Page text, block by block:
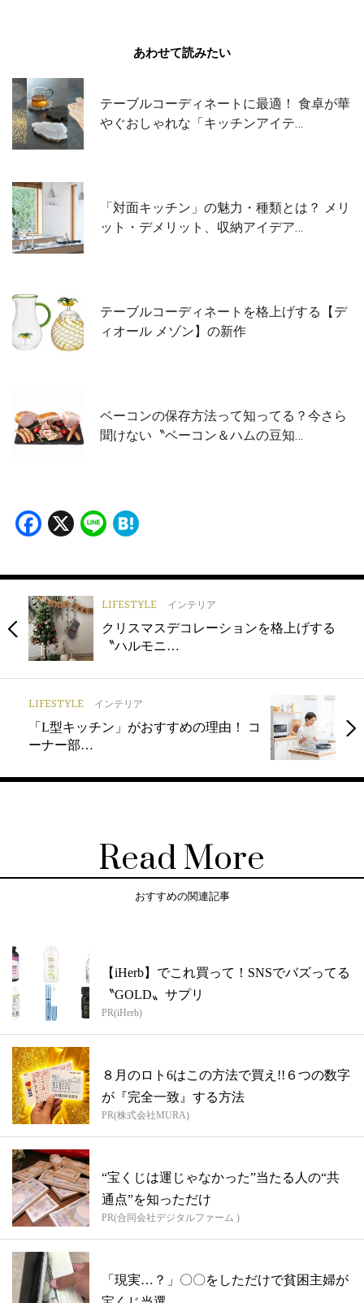
あわせて読みたい
テーブルコーディネートに最適！ 食卓が華
やぐおしゃれな「キッチンアイテ…
「対面キッチン」の魅力・種類とは？ メリ
ット・デメリット、収納アイデア…
テーブルコーディネートを格上げする【デ
ィオール メゾン】の新作
ベーコンの保存方法って知ってる？今さら
聞けない〝ベーコン＆ハムの豆知…
Facebook
X Line
LIFESTYLE インテリア
クリスマスデコレーションを格上げする
〝ハルモニ…
LIFESTYLE インテリア
「L型キッチン」がおすすめの理由！ コ
ーナー部…
Read More
おすすめの関連記事
【iHerb】でこれ買って！SNSでバズってる
〝GOLD〟サプリ
PR(iHerb)
８月のロト6はこの方法で買え!!６つの数字
が『完全一致』する方法
PR(株式会社MURA)
“宝くじは運じゃなかった”当たる人の“共
通点”を知っただけ
PR(合同会社デジタルファーム )
「現実…？」〇〇をしただけで貧困主婦が